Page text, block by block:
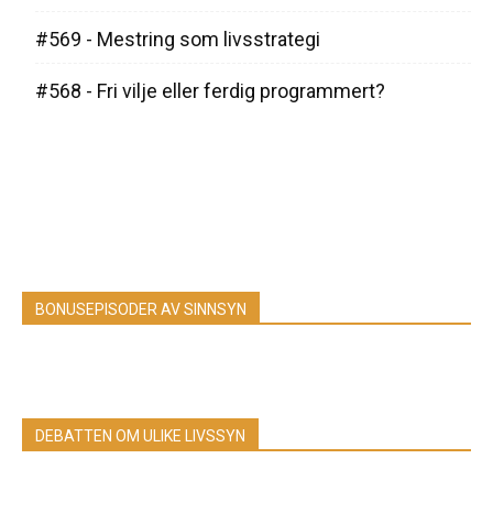
#569 - Mestring som livsstrategi
#568 - Fri vilje eller ferdig programmert?
BONUSEPISODER AV SINNSYN
DEBATTEN OM ULIKE LIVSSYN